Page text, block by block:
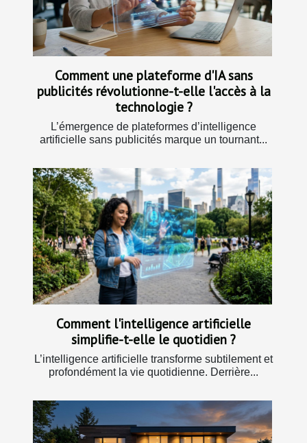
Comment une plateforme d'IA sans
publicités révolutionne-t-elle l'accès à la
technologie ?
L’émergence de plateformes d’intelligence
artificielle sans publicités marque un tournant...
Comment l'intelligence artificielle
simplifie-t-elle le quotidien ?
L’intelligence artificielle transforme subtilement et
profondément la vie quotidienne. Derrière...